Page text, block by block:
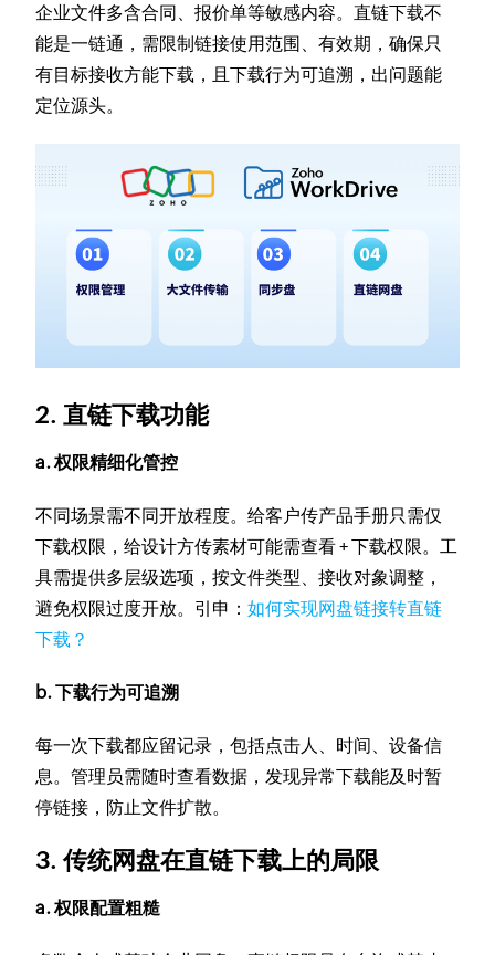
企业文件多含合同、报价单等敏感内容。直链下载不
能是一链通，需限制链接使用范围、有效期，确保只
有目标接收方能下载，且下载行为可追溯，出问题能
定位源头。
2. 直链下载功能
a. 权限精细化管控
不同场景需不同开放程度。给客户传产品手册只需仅
下载权限，给设计方传素材可能需查看 + 下载权限。工
具需提供多层级选项，按文件类型、接收对象调整，
避免权限过度开放。引申：如何实现网盘链接转直链
下载？
b. 下载行为可追溯
每一次下载都应留记录，包括点击人、时间、设备信
息。管理员需随时查看数据，发现异常下载能及时暂
停链接，防止文件扩散。
3. 传统网盘在直链下载上的局限
a. 权限配置粗糙